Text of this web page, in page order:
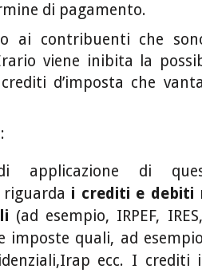
di pagamento.
ai contribuenti che
viene inibita la
d’imposta che
di applicazione di
riguarda i crediti e debiti
(ad esempio, IRPEF,
imposte quali, ad
ecc. I crediti